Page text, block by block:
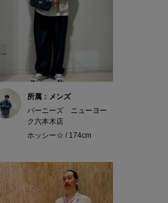
所属：メンズ
バーニーズ ニューヨー
ク六本木店
ホッシー☆ / 174cm